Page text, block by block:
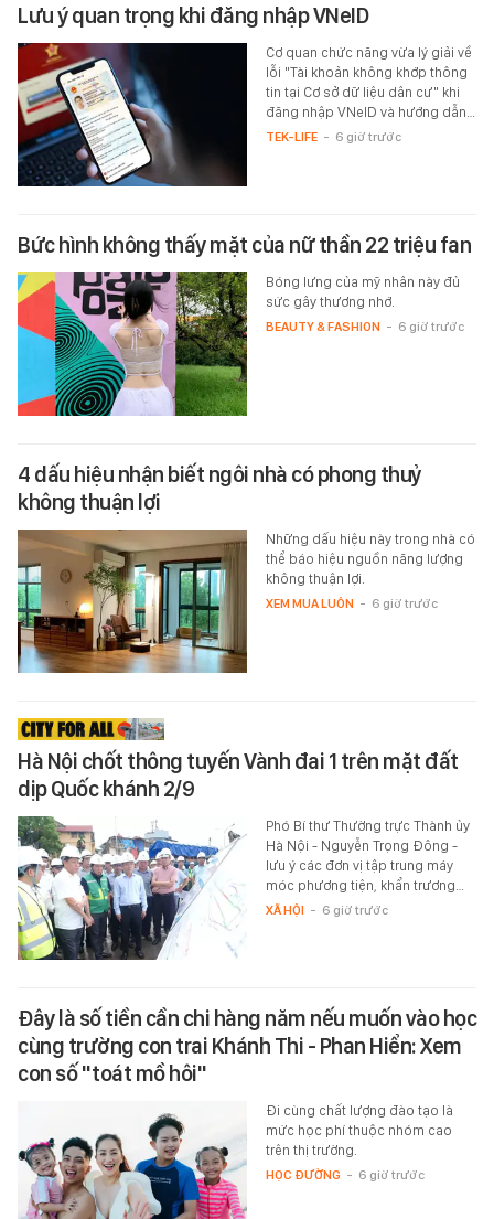
Lưu ý quan trọng khi đăng nhập VNeID
Cơ quan chức năng vừa lý giải về
lỗi "Tài khoản không khớp thông
tin tại Cơ sở dữ liệu dân cư" khi
đăng nhập VNeID và hướng dẫn…
TEK-LIFE - 6 giờ trước
Bức hình không thấy mặt của nữ thần 22 triệu fan
Bóng lưng của mỹ nhân này đủ
sức gây thương nhớ.
BEAUTY & FASHION - 6 giờ trước
4 dấu hiệu nhận biết ngôi nhà có phong thuỷ
không thuận lợi
Những dấu hiệu này trong nhà có
thể báo hiệu nguồn năng lượng
không thuận lợi.
XEM MUA LUÔN - 6 giờ trước
Hà Nội chốt thông tuyến Vành đai 1 trên mặt đất
dịp Quốc khánh 2/9
Phó Bí thư Thường trực Thành ủy
Hà Nội - Nguyễn Trọng Đông -
lưu ý các đơn vị tập trung máy
móc phương tiện, khẩn trương…
XÃ HỘI - 6 giờ trước
Đây là số tiền cần chi hàng năm nếu muốn vào học
cùng trường con trai Khánh Thi - Phan Hiển: Xem
con số "toát mồ hôi"
Đi cùng chất lượng đào tạo là
mức học phí thuộc nhóm cao
trên thị trường.
HỌC ĐƯỜNG - 6 giờ trước